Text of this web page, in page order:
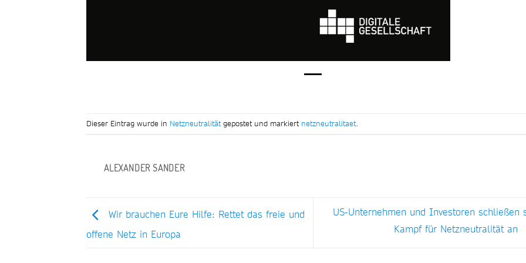
Dieser Eintrag wurde in Netzneutralitätgepostet und markiert netzneutralitaet.
ALEXANDER SANDER
Wir brauchen Eure Hilfe: Rettet das freie und
offene Netz in Europa
US-Unternehmen und Investoren schließen
Kampf für Netzneutralität an